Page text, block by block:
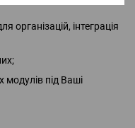
організацій, інтеграція
модулів під Ваші